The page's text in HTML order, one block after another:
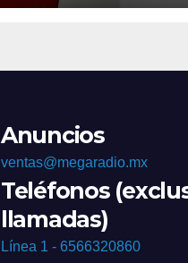
dólares cada
Anuncios
ventas@megaradio.mx
Teléfonos
llamadas)
Línea 1 - 6566320860